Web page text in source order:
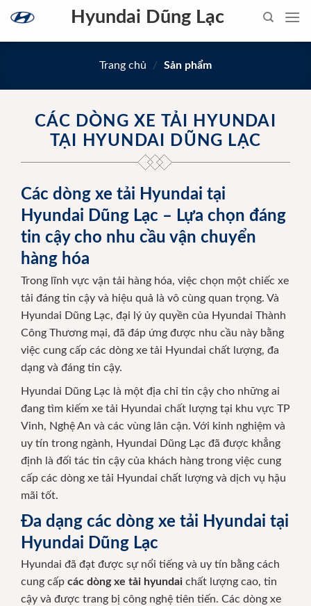
content
Hyundai Dũng Lạc
Trang chủ / Sản phẩm
CÁC DÒNG XE TẢI HYUNDAI
TẠI HYUNDAI DŨNG LẠC
Các dòng xe tải Hyundai tại
Hyundai Dũng Lạc – Lựa chọn đáng
tin cậy cho nhu cầu vận chuyển
hàng hóa
Trong lĩnh vực vận tải hàng hóa, việc chọn một chiếc xe
tải đáng tin cậy và hiệu quả là vô cùng quan trọng. Và
Hyundai Dũng Lạc, đại lý ủy quyền của Hyundai Thành
Công Thương mại, đã đáp ứng được nhu cầu này bằng
việc cung cấp các dòng xe tải Hyundai chất lượng, đa
dạng và đáng tin cậy.
Hyundai Dũng Lạc là một địa chỉ tin cậy cho những ai
đang tìm kiếm xe tải Hyundai chất lượng tại khu vực TP
Vinh, Nghệ An và các vùng lân cận. Với kinh nghiệm và
uy tín trong ngành, Hyundai Dũng Lạc đã được khẳng
định là đối tác tin cậy của khách hàng trong việc cung
cấp các dòng xe tải Hyundai chất lượng và dịch vụ hậu
mãi tốt.
Đa dạng các dòng xe tải Hyundai tại
Hyundai Dũng Lạc
Hyundai đã đạt được sự nổi tiếng và uy tín bằng cách
cung cấp các dòng xe tải hyundai chất lượng cao, tin
cậy và được trang bị công nghệ tiên tiến. Các dòng xe